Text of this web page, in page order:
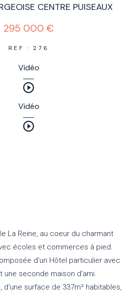
CENTRE PUISEAUX
295 000 €
REF : 276
Vidéo
Vidéo
La Reine, au coeur du charmant
écoles et commerces à pied.
d'un Hôtel particulier avec
une seconde maison d'ami.
d'une surface de 337m² habitables,